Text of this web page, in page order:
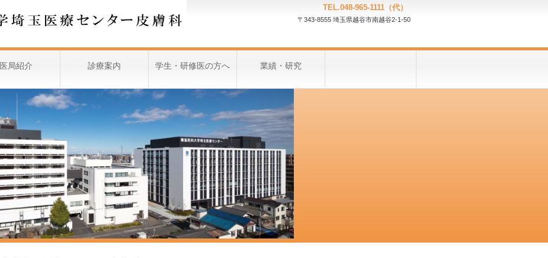
TEL.048-965-1111（代）
〒343-8555 埼玉県越谷市南越谷2-1-50
医局紹介 診療案内 学生・研修医の方へ 業績・研究